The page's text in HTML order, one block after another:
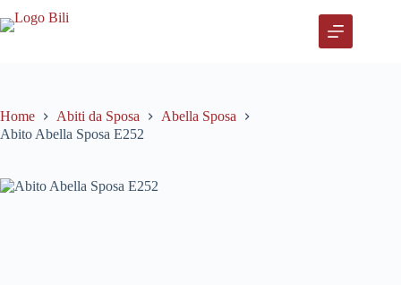
al
Home Abiti da Sposa
Abella Sposa
Abito Abella Sposa E252